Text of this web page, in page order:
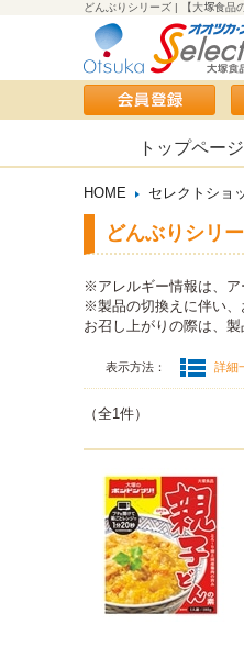
どんぶりシリーズ | 【大塚食品
トップページ
HOME セレクトショ
どんぶりシリ
※アレルギー情報は、ア
※製品の切換えに伴い、
お召し上がりの際は、
表示方法： 詳細
（全1件）